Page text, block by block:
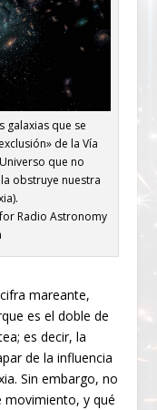
galaxias que se
de la Vía
que no
obstruye nuestra
Radio Astronomy
mareante,
es el doble de
es decir, la
de la influencia
Sin embargo, no
movimiento, y qué